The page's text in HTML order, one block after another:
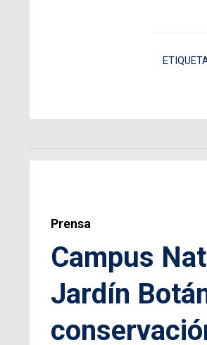
Prensa
Campus
Jardín